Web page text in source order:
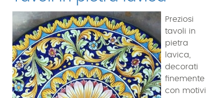
Preziosi
tavoli in
pietra
lavica,
decorati
finemente
con motivi